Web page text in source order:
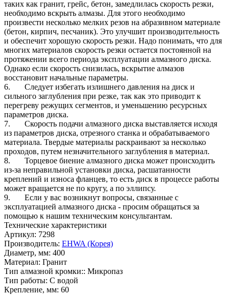
таких как гранит, грейс, бетон, замедлилась скорость резки,
необходимо вскрыть алмазы. Для этого необходимо
произвести несколько мелких резов на абразивном материале
(бетон, кирпич, песчаник). Это улучшит производительность
и обеспечит хорошую скорость резки. Надо понимать, что для
многих материалов скорость резки остается постоянной на
протяжении всего периода эксплуатации алмазного диска.
Однако если скорость снизилась, вскрытие алмазов
восстановит начальные параметры.
6. Следует избегать излишнего давления на диск и
сильного заглубления при резке, так как это приводит к
перегреву режущих сегментов, и уменьшению ресурсных
параметров диска.
7. Скорость подачи алмазного диска выставляется исходя
из параметров диска, отрезного станка и обрабатываемого
материала. Твердые материалы раскраивают за несколько
проходов, путем незначительного заглубления в материал.
8. Торцевое биение алмазного диска может происходить
из-за неправильной установки диска, расшатанности
креплений и износа фланцев, то есть диск в процессе работы
может вращается не по кругу, а по эллипсу.
9. Если у вас возникнут вопросы, связанные с
эксплуатацией алмазного диска - просим обращаться за
помощью к нашим техническим консультантам.
Технические характеристики
Артикул: 7298
Производитель: EHWA (Корея)
Диаметр, мм: 400
Материал: Гранит
Тип алмазной кромки:: Микропаз
Тип работы: С водой
Крепление, мм: 60